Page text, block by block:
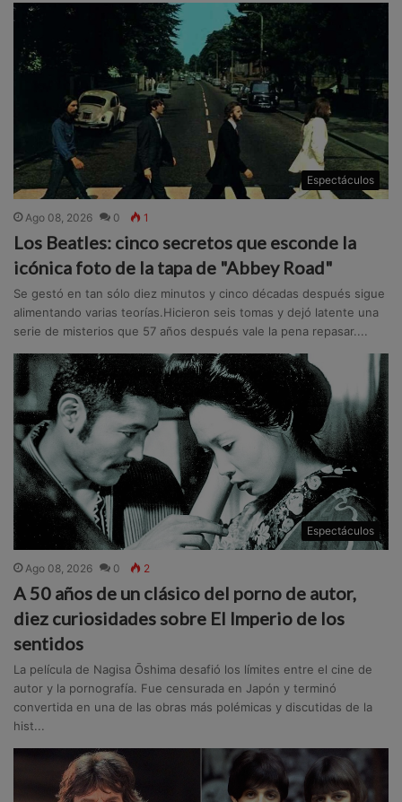
Espectáculos
Ago 08, 2026 0 1
Los Beatles: cinco secretos que esconde la
icónica foto de la tapa de "Abbey Road"
Se gestó en tan sólo diez minutos y cinco décadas después sigue
alimentando varias teorías.Hicieron seis tomas y dejó latente una
serie de misterios que 57 años después vale la pena repasar....
Espectáculos
Ago 08, 2026 0 2
A 50 años de un clásico del porno de autor,
diez curiosidades sobre El Imperio de los
sentidos
La película de Nagisa Ōshima desafió los límites entre el cine de
autor y la pornografía. Fue censurada en Japón y terminó
convertida en una de las obras más polémicas y discutidas de la
hist...